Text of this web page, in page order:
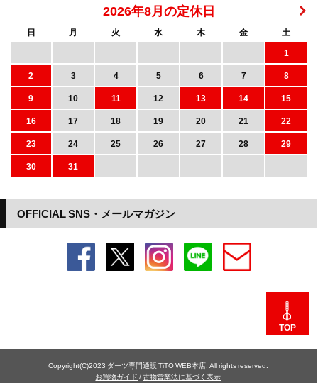
OFFICIAL SNS・メールマガジン
2026年8月の定休日
日 月 火 水 木 金
土
1
2
3 4 5 6 7
8
9
10 11 12 13 14
15
16
17 18 19 20 21
22
23
24 25 26 27 28
29
30
31
TOP
Copyright(C)2023 ダーツ専門通販 TiTO WEB本店. All rights reserved.
お買物ガイド /古物営業法に基づく表示